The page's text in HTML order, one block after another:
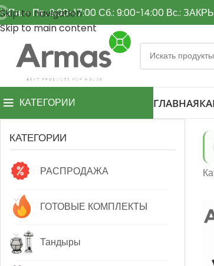
Skip to navigation
Skip to main content
Пн. - Пт.: 9:00-17:00 Сб.: 9:00-14:00 Вс.:
КАТЕГОРИИ ГЛАВНАЯ
КАТЕГОРИИ
РАСПРОДАЖА
ГОТОВЫЕ КОМПЛЕКТЫ
Тандыры